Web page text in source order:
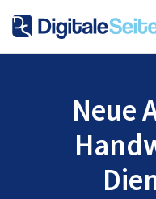
Neue